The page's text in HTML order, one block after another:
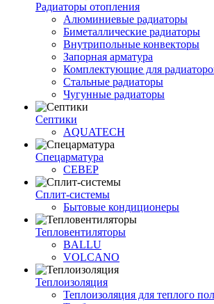
Радиаторы отопления
Алюминиевые радиаторы
Биметаллические радиаторы
Внутрипольные конвекторы
Запорная арматура
Комплектующие для
Стальные радиаторы
Чугунные радиаторы
Септики
AQUATECH
Спецарматура
СЕВЕР
Сплит-системы
Бытовые кондиционеры
Тепловентиляторы
BALLU
VOLCANO
Теплоизоляция
Теплоизоляция для теплого